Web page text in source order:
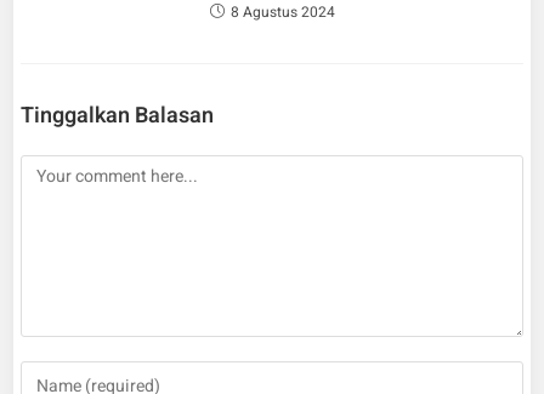
8 Agustus 2024
Tinggalkan Balasan